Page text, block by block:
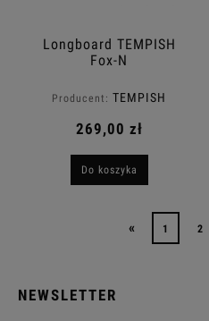
Longboard TEMPISH
Fox-N
Producent: TEMPISH
269,00 zł
Do koszyka
« 1 2
NEWSLETTER